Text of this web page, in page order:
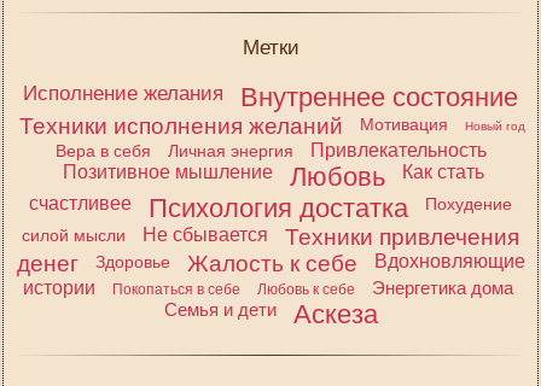
Метки
Исполнение желания
Внутреннее состояние
Техники исполнения желаний Мотивация Новый год
Вера в себя Личная энергия
Привлекательность
Позитивное мышление
Любовь
Как стать
счастливее
Психология достатка
Похудение
силой мысли
Не сбывается
Техники привлечения
денег
Здоровье Жалость к себе
Вдохновляющие
истории
Покопаться в себе Любовь к себе
Энергетика дома
Семья и дети
Аскеза